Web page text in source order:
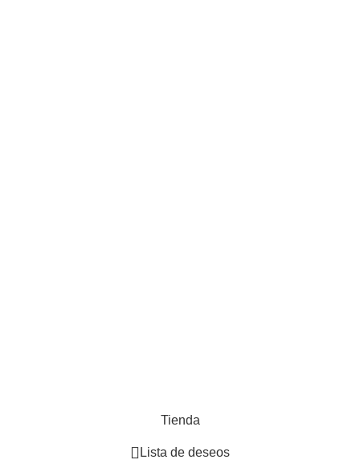
Tienda
Lista de deseos